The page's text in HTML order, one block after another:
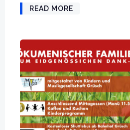
READ MORE